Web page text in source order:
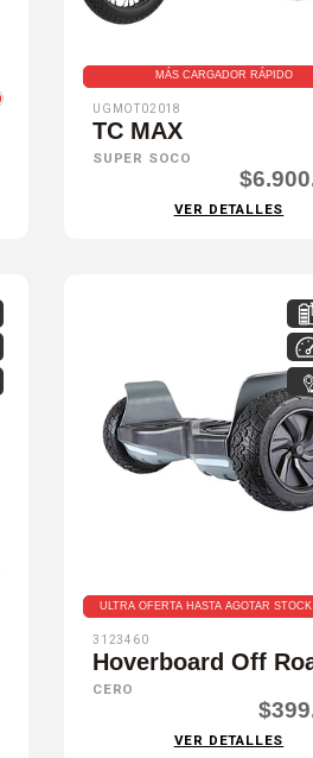
MÁS CARGADOR RÁPIDO
UGMOT02018
TC MAX
SUPER SOCO
VER DETALLES
ULTRA OFERTA HASTA AGOTAR STOCK
3123460
Hoverboard Off
CERO
VER DETALLES